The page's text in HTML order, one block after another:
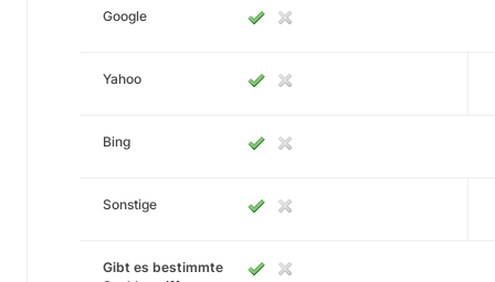
Google
Yahoo
Bing
Sonstige
Gibt es bestimmte